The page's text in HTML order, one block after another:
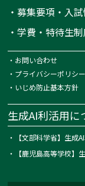
・募集要項・入
・学費・特待生
・ お問い合わせ
・ プライバシーポリシー
・ いじめ防止基本方針
生成AI利活用に
・
【文部科学省】生成
・
【鹿児島高等学校】